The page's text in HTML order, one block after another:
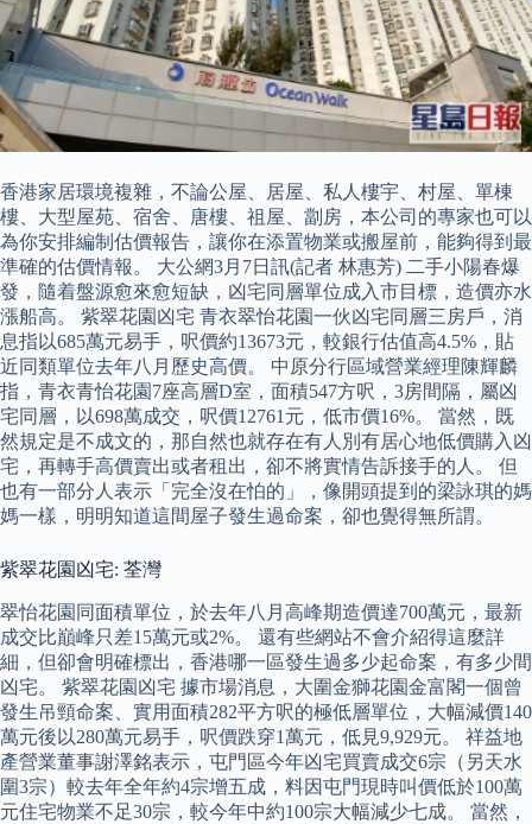
香港家居環境複雜，不論公屋、居屋、私人樓宇、村屋、單棟
樓、大型屋苑、宿舍、唐樓、祖屋、劏房，本公司的專家也可以
為你安排編制估價報告，讓你在添置物業或搬屋前，能夠得到最
準確的估價情報。 大公網3月7日訊(記者 林惠芳) 二手小陽春爆
發，隨着盤源愈來愈短缺，凶宅同層單位成入市目標，造價亦水
漲船高。 紫翠花園凶宅 青衣翠怡花園一伙凶宅同層三房戶，消
息指以685萬元易手，呎價約13673元，較銀行估值高4.5%，貼
近同類單位去年八月歷史高價。 中原分行區域營業經理陳輝麟
指，青衣青怡花園7座高層D室，面積547方呎，3房間隔，屬凶
宅同層，以698萬成交，呎價12761元，低市價16%。 當然，既
然規定是不成文的，那自然也就存在有人別有居心地低價購入凶
宅，再轉手高價賣出或者租出，卻不將實情告訴接手的人。 但
也有一部分人表示「完全沒在怕的」，像開頭提到的梁詠琪的媽
媽一樣，明明知道這間屋子發生過命案，卻也覺得無所謂。
紫翠花園凶宅: 荃灣
翠怡花園同面積單位，於去年八月高峰期造價達700萬元，最新
成交比巔峰只差15萬元或2%。 還有些網站不會介紹得這麼詳
細，但卻會明確標出，香港哪一區發生過多少起命案，有多少間
凶宅。 紫翠花園凶宅 據市場消息，大圍金獅花園金富閣一個曾
發生吊頸命案、實用面積282平方呎的極低層單位，大幅減價140
萬元後以280萬元易手，呎價跌穿1萬元，低見9,929元。 祥益地
產營業董事謝澤銘表示，屯門區今年凶宅買賣成交6宗（另天水
圍3宗）較去年全年約4宗增五成，料因屯門現時叫價低於100萬
元住宅物業不足30宗，較今年中約100宗大幅減少七成。 當然，